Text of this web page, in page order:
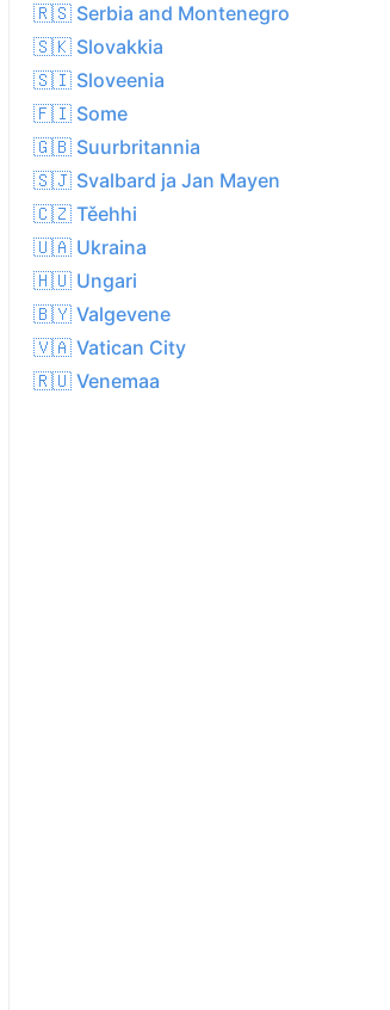
5.0
05:28 AM
08:44 PM
New Moon
🇷🇸 Serbia and Montenegro
🇸🇰 Slovakkia
🇸🇮 Sloveenia
🇫🇮 Some
🇬🇧 Suurbritannia
🇸🇯 Svalbard ja Jan Mayen
🇨🇿 Těehhi
🇺🇦 Ukraina
🇭🇺 Ungari
🇧🇾 Valgevene
🇻🇦 Vatican City
🇷🇺 Venemaa